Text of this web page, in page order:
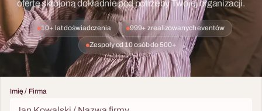
ofertę skrojoną dokładnie pod potrzeby Twojej organizacji.
10+ lat doświadczenia 999+ zrealizowanych eventów
Zespoły od 10 osób do 500+
Imię / Firma